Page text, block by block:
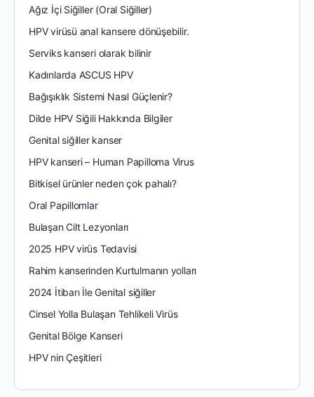
Ağız İçi Siğiller (Oral Siğiller)
HPV virüsü anal kansere dönüşebilir.
Serviks kanseri olarak bilinir
Kadınlarda ASCUS HPV
Bağışıklık Sistemi Nasıl Güçlenir?
Dilde HPV Siğili Hakkında Bilgiler
Genital siğiller kanser
HPV kanseri – Human Papilloma Virus
Bitkisel ürünler neden çok pahalı?
Oral Papillomlar
Bulaşan Cilt Lezyonları
2025 HPV virüs Tedavisi
Rahim kanserinden Kurtulmanın yolları
2024 İtibarı İle Genital siğiller
Cinsel Yolla Bulaşan Tehlikeli Virüs
Genital Bölge Kanseri
HPV nin Çeşitleri